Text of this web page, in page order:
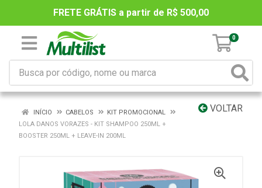
FRETE GRÁTIS a partir de R$ 500,00
0
VOLTAR
INÍCIO CABELOS
KIT PROMOCIONAL
LOLA DANOS VORAZES - KIT SHAMPOO 250ML +
BOOSTER 250ML + LEAVE-IN 200ML